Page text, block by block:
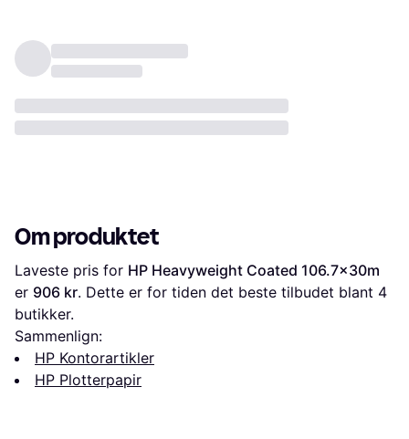
Om produktet
Laveste pris for HP Heavyweight Coated 106.7x30m
er 906 kr. Dette er for tiden det beste tilbudet blant 4
butikker.
Sammenlign:
HP Kontorartikler
HP Plotterpapir